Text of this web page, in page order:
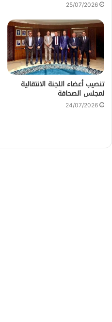
25/07/2026
تنصيب أعضاء اللجنة الانتقالية
لمجلس الصحافة
24/07/2026